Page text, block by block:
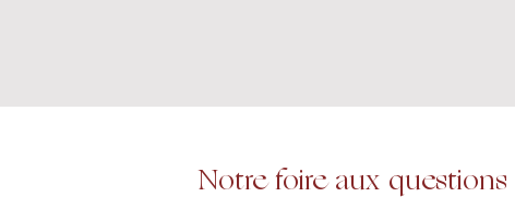
Notre foire aux questions